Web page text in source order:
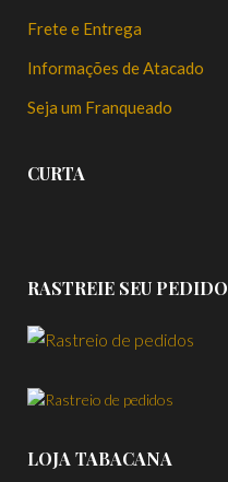
Frete e Entrega
Informações de Atacado
Seja um Franqueado
CURTA
RASTREIE SEU PEDIDO
LOJA TABACANA